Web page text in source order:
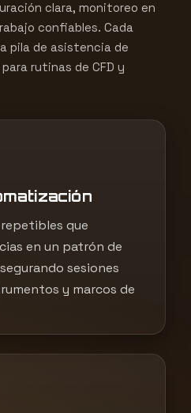
clara, monitoreo en
confiables. Cada
pila de asistencia de
rutinas de CFD y
que
en un patrón de
sesiones
y marcos de